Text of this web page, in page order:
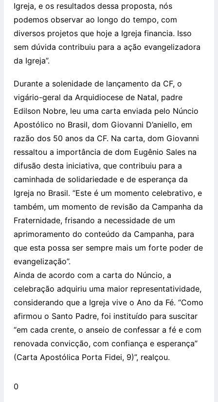
Igreja, e os resultados dessa proposta, nós
podemos observar ao longo do tempo, com
diversos projetos que hoje a Igreja financia. Isso
sem dúvida contribuiu para a ação evangelizadora
da Igreja”.
Durante a solenidade de lançamento da CF, o
vigário-geral da Arquidiocese de Natal, padre
Edilson Nobre, leu uma carta enviada pelo Núncio
Apostólico no Brasil, dom Giovanni D’aniello, em
razão dos 50 anos da CF. Na carta, dom Giovanni
ressaltou a importância de dom Eugênio Sales na
difusão desta iniciativa, que contribuiu para a
caminhada de solidariedade e de esperança da
Igreja no Brasil. “Este é um momento celebrativo, e
também, um momento de revisão da Campanha da
Fraternidade, frisando a necessidade de um
aprimoramento do conteúdo da Campanha, para
que esta possa ser sempre mais um forte poder de
evangelização”.
Ainda de acordo com a carta do Núncio, a
celebração adquiriu uma maior representatividade,
considerando que a Igreja vive o Ano da Fé. “Como
afirmou o Santo Padre, foi instituído para suscitar
“em cada crente, o anseio de confessar a fé e com
renovada convicção, com confiança e esperança”
(Carta Apostólica Porta Fidei, 9)”, realçou.
0